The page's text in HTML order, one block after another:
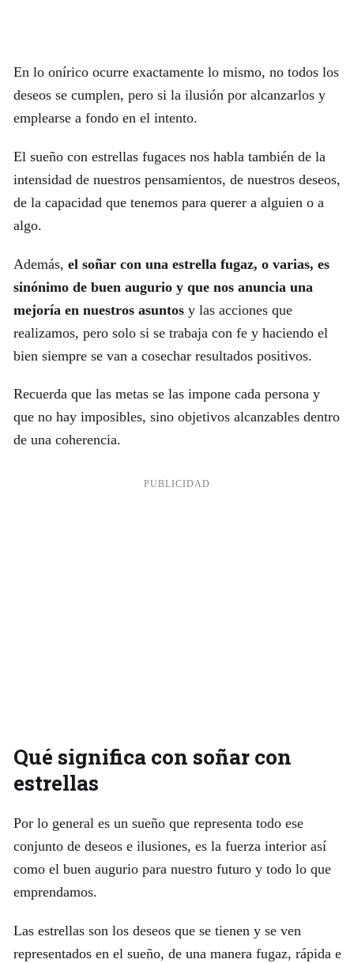
En lo onírico ocurre exactamente lo mismo, no todos los
deseos se cumplen, pero si la ilusión por alcanzarlos y
emplearse a fondo en el intento.
El sueño con estrellas fugaces nos habla también de la
intensidad de nuestros pensamientos, de nuestros deseos,
de la capacidad que tenemos para querer a alguien o a
algo.
Además, el soñar con una estrella fugaz, o varias, es
sinónimo de buen augurio y que nos anuncia una
mejoría en nuestros asuntosy las acciones que
realizamos, pero solo si se trabaja con fe y haciendo el
bien siempre se van a cosechar resultados positivos.
Recuerda que las metas se las impone cada persona y
que no hay imposibles, sino objetivos alcanzables dentro
de una coherencia.
Qué significa con soñar con
estrellas
Por lo general es un sueño que representa todo ese
conjunto de deseos e ilusiones, es la fuerza interior así
como el buen augurio para nuestro futuro y todo lo que
emprendamos.
Las estrellas son los deseos que se tienen y se ven
representados en el sueño, de una manera fugaz, rápida e